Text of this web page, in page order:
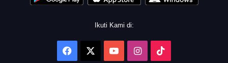
Ikuti Kami di:
Facebook YouTubeInstagram